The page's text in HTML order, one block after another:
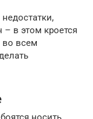
в этом кроется
во всем